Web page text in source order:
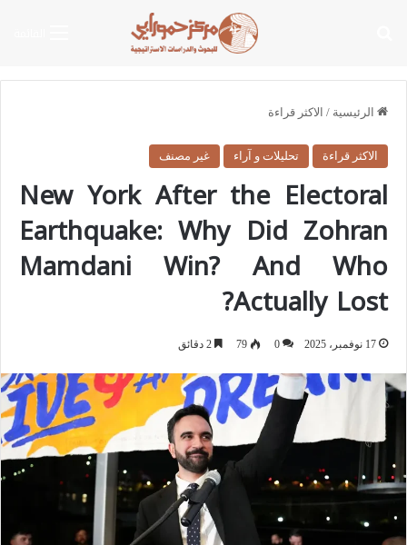
الرئيسية / الاكثر قراءة
الاكثر قراءة تحليلات و آراء غير مصنف
New York After the Electoral
Earthquake: Why Did Zohran
Mamdani Win? And Who
Actually Lost?
17 نوفمبر، 2025 0
79